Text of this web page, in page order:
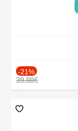
-21%
39.88€